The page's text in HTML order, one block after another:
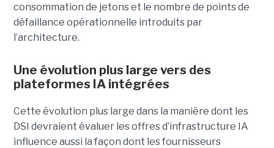
consommation de jetons et le nombre de points de
défaillance opérationnelle introduits par
l’architecture.
Une évolution plus large vers des
plateformes IA intégrées
Cette évolution plus large dans la manière dont les
DSI devraient évaluer les offres d’infrastructure IA
influence aussi la façon dont les fournisseurs